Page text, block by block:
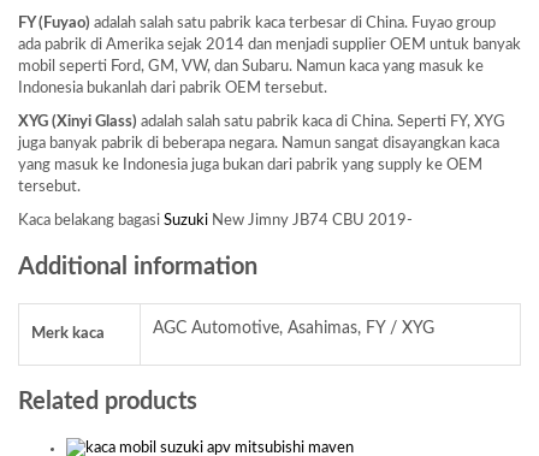
FY (Fuyao) adalah salah satu pabrik kaca terbesar di China. Fuyao group
ada pabrik di Amerika sejak 2014 dan menjadi supplier OEM untuk banyak
mobil seperti Ford, GM, VW, dan Subaru. Namun kaca yang masuk ke
Indonesia bukanlah dari pabrik OEM tersebut.
XYG (Xinyi Glass) adalah salah satu pabrik kaca di China. Seperti FY, XYG
juga banyak pabrik di beberapa negara. Namun sangat disayangkan kaca
yang masuk ke Indonesia juga bukan dari pabrik yang supply ke OEM
tersebut.
Kaca belakang bagasi Suzuki New Jimny JB74 CBU 2019-
Additional information
Merk kaca AGC Automotive, Asahimas, FY / XYG
Related products